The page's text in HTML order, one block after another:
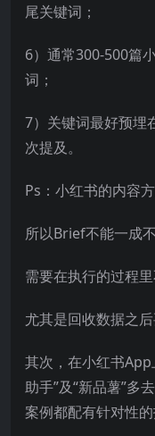
尾关键词；
6）通常300-500篇
词；
7）关键词最好预埋
次提及。
Ps：小红书的内容
所以Brief不能一成
需要在执行的过程
尤其是回收数据之
其次，在小红书App
助手”及“新品薯”多
案例都配有针对性